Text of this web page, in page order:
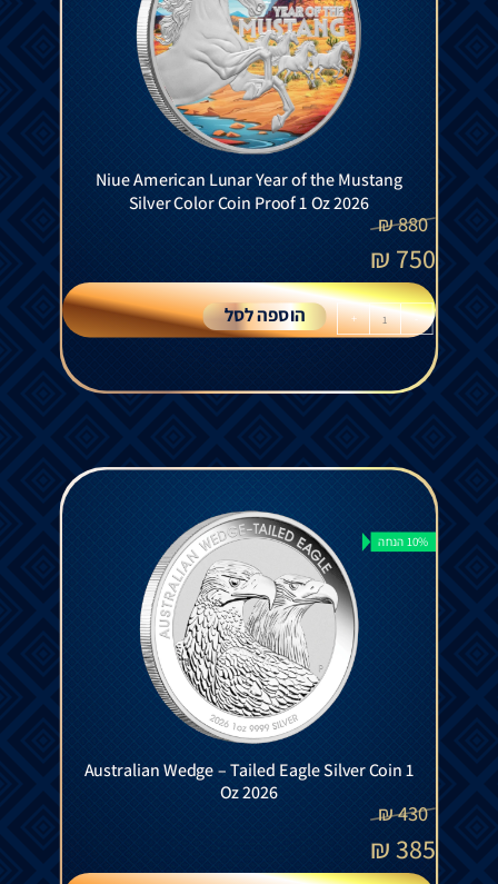
Niue American Lunar Year of the Mustang
Silver Color Coin Proof 1 Oz 2026
880
₪
750
₪
-
+ הוספה לסל
10% הנחה
Australian Wedge – Tailed Eagle Silver Coin 1
Oz 2026
430
₪
385
₪